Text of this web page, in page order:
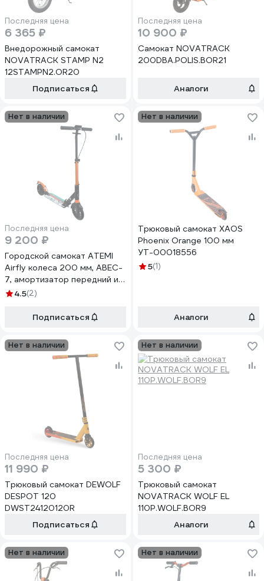
Последняя цена
6 365 ₽
Внедорожный самокат
NOVATRACK STAMP N2
12STAMPN2.OR20
Подписаться
Последняя цена
10 900 ₽
Самокат NOVATRACK
200DBA.POLIS.BOR21
Аналоги
Нет в наличии
Последняя цена
9 200 ₽
Городской самокат ATEMI
Airfly колеса 200 мм, ABEC-
7, амортизатор передний и
задний, дисковый тормоз
4.5(2)
Подписаться
Нет в наличии
Трюковый самокат XAOS
Phoenix Orange 100 мм
УТ-00018556
5(1)
Аналоги
Нет в наличии
Последняя цена
11 990 ₽
Трюковый самокат DEWOLF
DESPOT 120
DWST24120120R
Подписаться
Нет в наличии
Последняя цена
5 300 ₽
Трюковый самокат
NOVATRACK WOLF EL
110P.WOLF.BOR9
Аналоги
Нет в наличии Нет в наличии